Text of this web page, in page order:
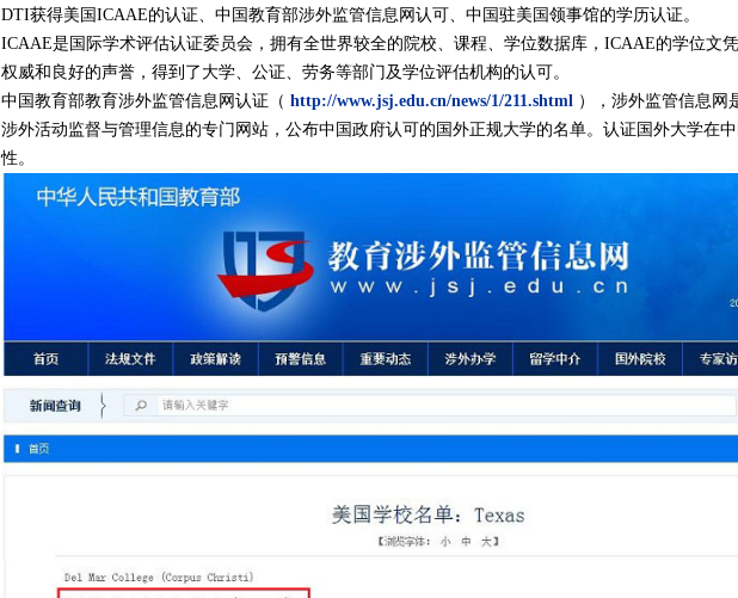
DTI获得美国ICAAE的认证、中国教育部涉外监管信息网认可、中国驻美国领事馆的学历认证。
ICAAE是国际学术评估认证委员会，拥有全世界较全的院校、课程、学位数据库，ICAAE的学位文
权威和良好的声誉，得到了大学、公证、劳务等部门及学位评估机构的认可。
中国教育部教育涉外监管信息网认证（ http://www.jsj.edu.cn/news/1/211.shtml ），涉外监管信息网
涉外活动监督与管理信息的专门网站，公布中国政府认可的国外正规大学的名单。认证国外大学在
性。